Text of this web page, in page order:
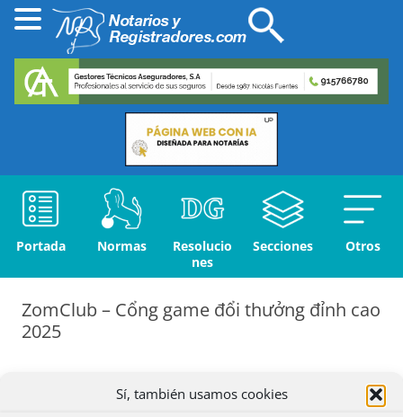
Sí, también usamos cookies
Portada Normas
Resolucio
nes
Secciones Otros
ZomClub – Cổng game đổi thưởng đỉnh cao
2025